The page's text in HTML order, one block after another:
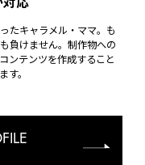
たキャラメル・ママ。も
負けません。制作物への
ンテンツを作成すること
。